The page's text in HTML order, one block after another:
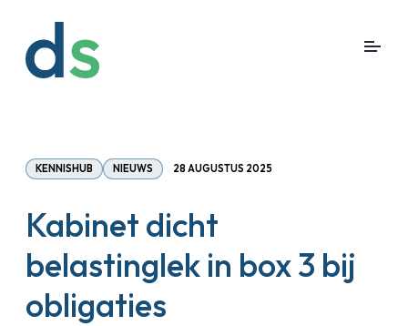
KENNISHUB NIEUWS 28 AUGUSTUS 2025
Kabinet dicht
belastinglek in box 3 bij
obligaties